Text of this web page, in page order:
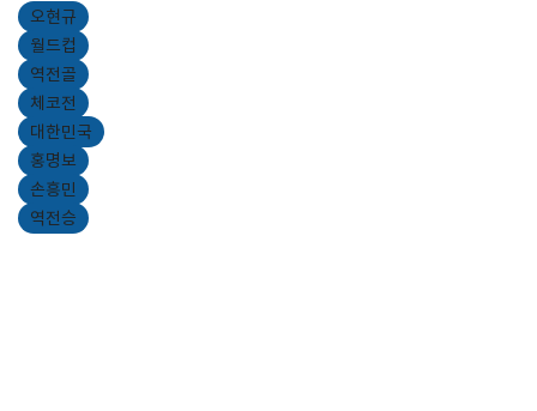
오현규
월드컵
역전골
체코전
대한민국
홍명보
손흥민
역전승